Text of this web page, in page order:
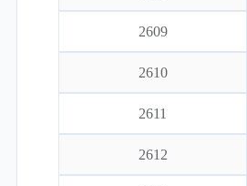
2609
2610
2611
2612